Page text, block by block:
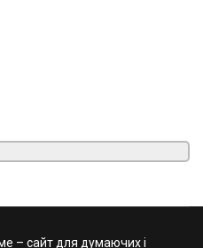
– сайт для думаючих і